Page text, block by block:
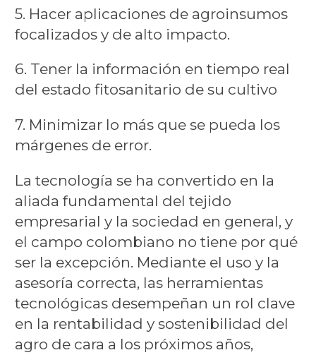
5. Hacer aplicaciones de agroinsumos
focalizados y de alto impacto.
6. Tener la información en tiempo real
del estado fitosanitario de su cultivo
7. Minimizar lo más que se pueda los
márgenes de error.
La tecnología se ha convertido en la
aliada fundamental del tejido
empresarial y la sociedad en general, y
el campo colombiano no tiene por qué
ser la excepción. Mediante el uso y la
asesoría correcta, las herramientas
tecnológicas desempeñan un rol clave
en la rentabilidad y sostenibilidad del
agro de cara a los próximos años,